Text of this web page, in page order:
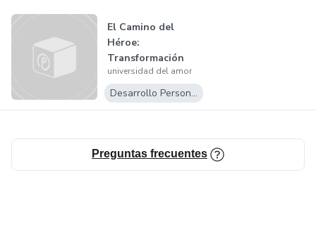
Un acto profundo de amor propio.
El Camino del
Héroe:
Transformación
Personal para
Hombres Ga...
universidad del amor
Desarrollo Personal
Preguntas frecuentes